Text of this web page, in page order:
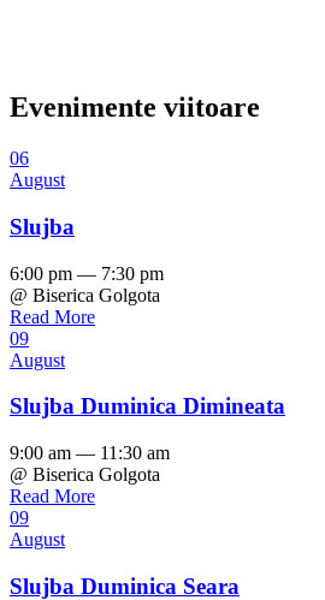
Evenimente viitoare
06
August
Slujba
6:00 pm — 7:30 pm
@ Biserica Golgota
Read More
09
August
Slujba Duminica Dimineata
9:00 am — 11:30 am
@ Biserica Golgota
Read More
09
August
Slujba Duminica Seara